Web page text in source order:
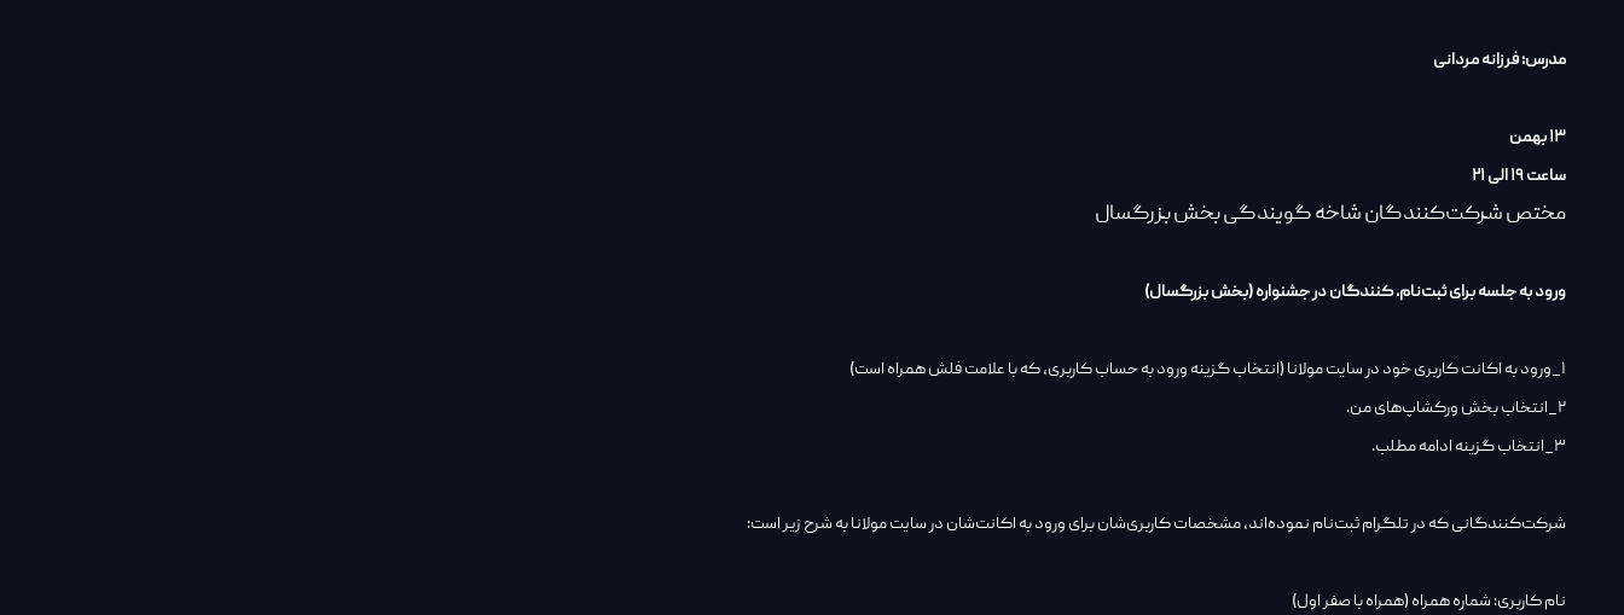
مدرس: فرزانه مردانی
۱۳ بهمن
ساعت ۱۹ الی ۲۱
مختص شرکت‌کنندگان شاخه گویندگی بخش بزرگسال
ورود به جلسه برای ثبت‌نام. کنندگان در جشنواره (بخش بزرگسال)
۱_ورود به اکانت کاربری خود در سایت مولانا (انتخاب گزینه ورود به حساب کاربری، که با علامت فلش همراه است)
۲_انتخاب بخش ورکشاپ‌های من.
۳_انتخاب گزینه ادامه مطلب.
شرکت‌کنندگانی که در تلگرام ثبت‌نام نموده‌اند، مشخصات کاربری‌شان برای ورود به اکانت‌شان در سایت مولانا به شرح زیر است:
نام کاربری: شماره همراه (همراه با صفر اول)